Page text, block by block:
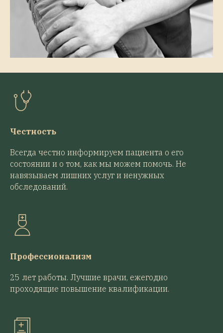
Честность
Всегда честно информируем пациента о его
состоянии и о том, как мы можем помочь. Не
навязываем лишних услуг и ненужных
обследований.
Профессионализм
25 лет работы. Лучшие врачи, ежегодно
проходящие повышение квалификации.